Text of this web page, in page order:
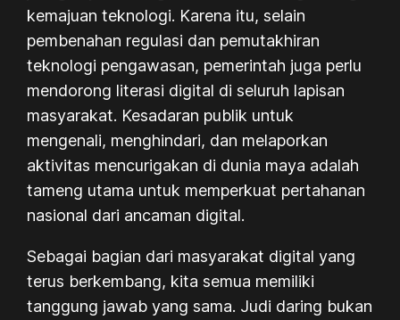
kemajuan teknologi. Karena itu, selain
pembenahan regulasi dan pemutakhiran
teknologi pengawasan, pemerintah juga perlu
mendorong literasi digital di seluruh lapisan
masyarakat. Kesadaran publik untuk
mengenali, menghindari, dan melaporkan
aktivitas mencurigakan di dunia maya adalah
tameng utama untuk memperkuat pertahanan
nasional dari ancaman digital.
Sebagai bagian dari masyarakat digital yang
terus berkembang, kita semua memiliki
tanggung jawab yang sama. Judi daring bukan